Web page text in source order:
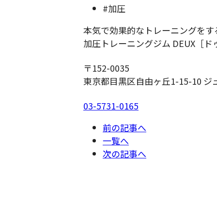
#加圧
本気で効果的なトレーニングをす
加圧トレーニングジム DEUX［ド
〒152-0035
東京都目黒区自由ヶ丘1-15-10 ジ
03-5731-0165
前の記事へ
一覧へ
次の記事へ